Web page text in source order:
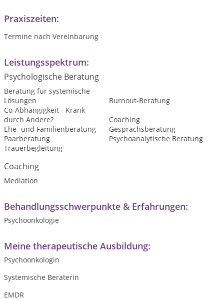
Praxiszeiten:
Termine nach Vereinbarung
Leistungsspektrum:
Psychologische Beratung
Beratung für systemische
Lösungen
Burnout-Beratung
Co-Abhängigkeit - Krank
durch Andere?
Coaching
Ehe- und Familienberatung
Gesprächsberatung
Paarberatung
Psychoanalytische Beratung
Trauerbegleitung
Coaching
Mediation
Behandlungsschwerpunkte & Erfahrungen:
Psychoonkologie
Meine therapeutische Ausbildung:
Psychoonkologin
Systemische Beraterin
EMDR